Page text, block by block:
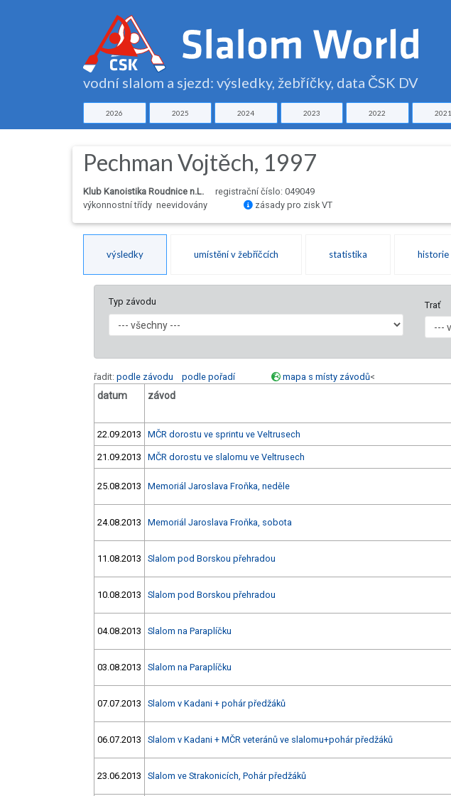
vodní slalom a sjezd: výsledky, žebříčky, data ČSK DV
2026 2025 2024 2023 2022 2021
Pechman Vojtěch, 1997
Klub Kanoistika Roudnice n.L.
registrační číslo: 049049
výkonnostní třídy neevidovány
zásady pro zisk VT
výsledky umístění v žebříčcích statistika historie
Typ závodu Trať
řadit: podle závodu podle pořadí mapa s místy závodů<
datum závod
22.09.2013 MČR dorostu ve sprintu ve Veltrusech
21.09.2013 MČR dorostu ve slalomu ve Veltrusech
25.08.2013 Memoriál Jaroslava Froňka, neděle
24.08.2013 Memoriál Jaroslava Froňka, sobota
11.08.2013 Slalom pod Borskou přehradou
10.08.2013 Slalom pod Borskou přehradou
04.08.2013 Slalom na Paraplíčku
03.08.2013 Slalom na Paraplíčku
07.07.2013 Slalom v Kadani + pohár předžáků
06.07.2013 Slalom v Kadani + MČR veteránů ve slalomu+pohár předžáků
23.06.2013 Slalom ve Strakonicích, Pohár předžáků